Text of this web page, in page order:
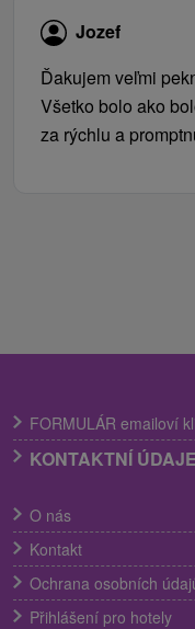
Jozef
Ďakujem veľmi
Všetko bolo ako
za rýchlu a
FORMULÁR emailoví
KONTAKTNÍ ÚDAJE
O nás
Kontakt
Ochrana osobních
Přihlášení pro hotely